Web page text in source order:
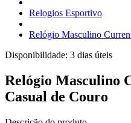
Relogios Esportivo
Relógio Masculino
Disponibilidade: 3 dias úteis
Relógio Masculino
Casual de Couro